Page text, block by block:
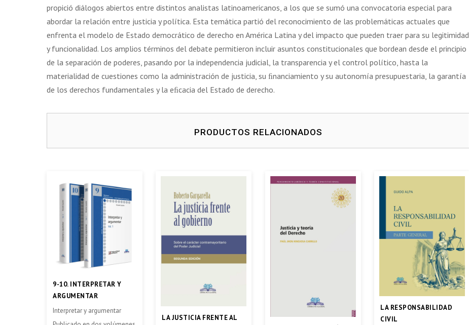
propició diálogos abiertos entre distintos analistas latinoamericanos, a los que se sumó una convocatoria especial para
abordar la relación entre justicia y política. Esta temática partió del reconocimiento de las problemáticas actuales que
enfrenta el modelo de Estado democrático de derecho en América Latina y del impacto que pueden traer para su legitimidad
y funcionalidad. Los amplios términos del debate permitieron incluir asuntos constitucionales que bordean desde el principio
de la separación de poderes, pasando por la independencia judicial, la transparencia y el control político, hasta la
materialidad de cuestiones como la administración de justicia, su ﬁnanciamiento y su autonomía presupuestaria, la garantía
de los derechos fundamentales y la eﬁcacia del Estado de derecho.
PRODUCTOS RELACIONADOS
9-10. INTERPRETAR Y
ARGUMENTAR
Interpretar y argumentar
LA JUSTICIA FRENTE AL
LA RESPONSABILIDAD
CIVIL